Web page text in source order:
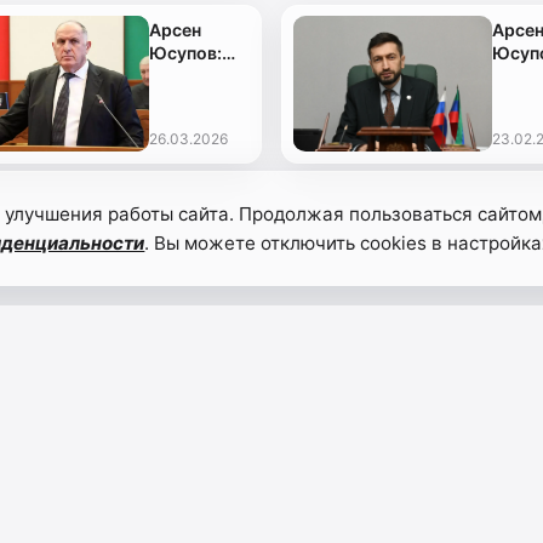
Арсен
Юсупов:
«Отчет
показал
динамику
Дагестана
за пять
26.03.2026
Арсен
с
работы сайта. Продолжая пользоваться
. Вы можете отключить cookies в